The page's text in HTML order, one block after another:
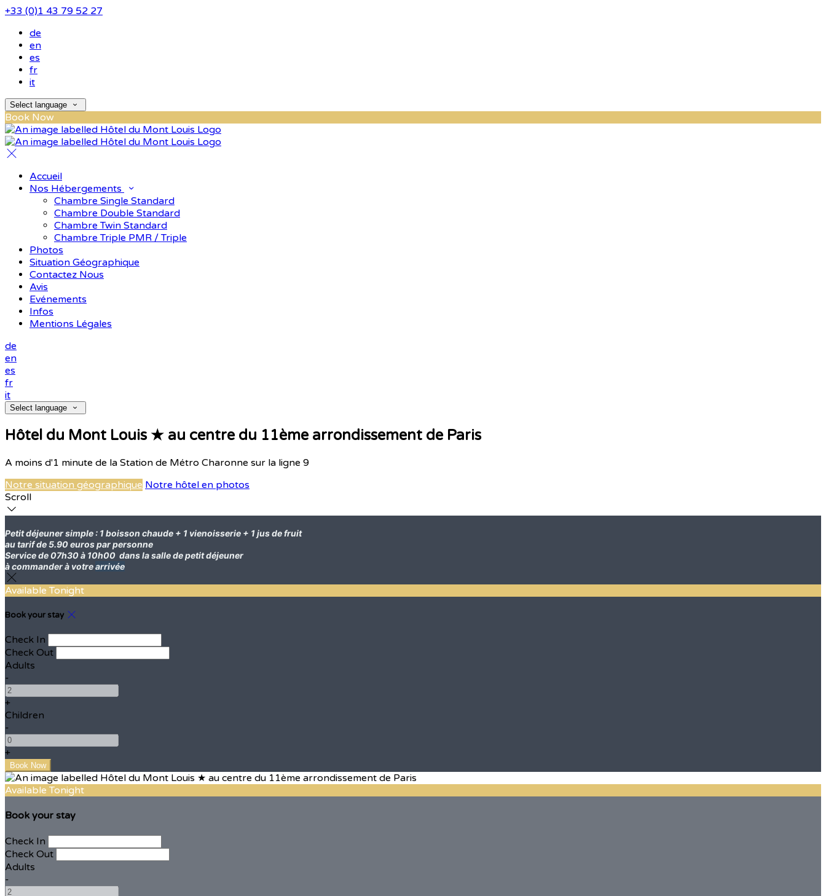
+33 (0)1 43 79 52 27
de
en
es
fr
it
Select language
Book Now
Accueil
Nos Hébergements
Chambre Single Standard
Chambre Double Standard
Chambre Twin Standard
Chambre Triple PMR / Triple
Photos
Situation Géographique
Contactez Nous
Avis
Evénements
Infos
Mentions Légales
de
en
es
fr
it
Select language
Hôtel du Mont Louis ★ au centre du 11ème arrondissement de Paris
A moins d'1 minute de la Station de Métro Charonne sur la ligne 9
Notre situation géographique Notre hôtel en photos
Scroll
Petit déjeuner simple : 1 boisson chaude + 1 vienoisserie + 1 jus de fruit
au tarif de 5.90 euros par personne
Service de 07h30 à 10h00 dans la salle de petit déjeuner
à commander à votrearrivée
Available Tonight
Book your stay
Check In
Check Out
Adults
-
+
Children
-
+
Available Tonight
Book your stay
Check In
Check Out
Adults
-